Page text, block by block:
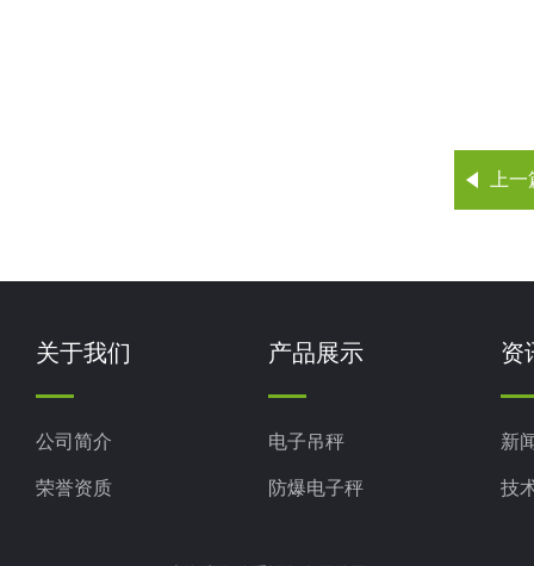
上
关于我们
公司简介
荣誉资质
产品展示
电子吊秤
防爆电子秤
资
新
技